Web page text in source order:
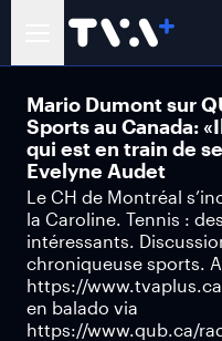
Mario Dumont sur
Sports au Canada:
qui est en train de
Evelyne Audet
Le CH de Montréal
la Caroline. Tennis :
intéressants.
chroniqueuse sports.
https://
en balado via
https://www.qub.ca/